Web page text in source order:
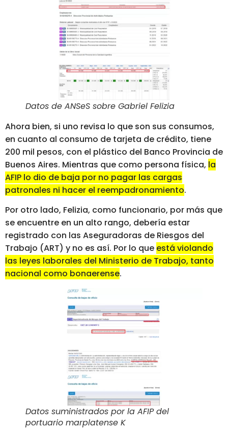
Datos de ANSeS sobre Gabriel Felizia
Ahora bien, si uno revisa lo que son sus consumos,
en cuanto al consumo de tarjeta de crédito, tiene
200 mil pesos, con el plástico del Banco Provincia de
Buenos Aires. Mientras que como persona física, la
AFIP lo dio de baja por no pagar las cargas
patronales ni hacer el reempadronamiento.
Por otro lado, Felizia, como funcionario, por más que
se encuentre en un alto rango, debería estar
registrado con las Aseguradoras de Riesgos del
Trabajo (ART) y no es así. Por lo que está violando
las leyes laborales del Ministerio de Trabajo, tanto
nacional como bonaerense.
Datos suministrados por la AFIP del
portuario marplatense K